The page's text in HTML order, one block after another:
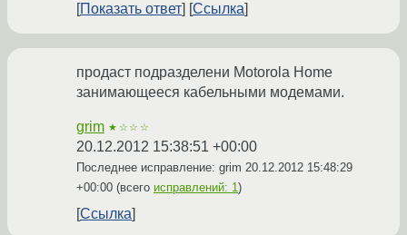
Показать ответ
Ссылка
продаст подразделени Motorola Home
занимающееся кабельными модемами.
grim ★☆☆☆
20.12.2012 15:38:51 +00:00
Последнее исправление: grim 20.12.2012 15:48:29
+00:00 (всего исправлений: 1)
Ссылка